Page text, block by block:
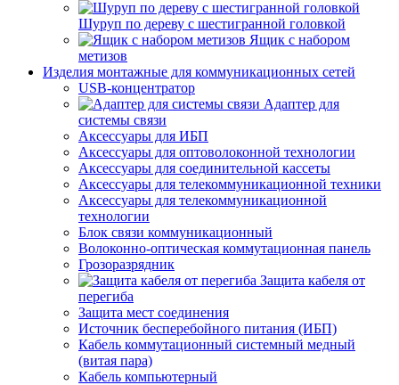
Шуруп по дереву с шестигранной головкой
Ящик с набором
метизов
Изделия монтажные для коммуникационных сетей
USB-концентратор
Адаптер для
системы связи
Аксессуары для ИБП
Аксессуары для оптоволоконной технологии
Аксессуары для соединительной кассеты
Аксессуары для телекоммуникационной техники
Аксессуары для телекоммуникационной
технологии
Блок связи коммуникационный
Волоконно-оптическая коммутационная панель
Грозоразрядник
Защита кабеля от
перегиба
Защита мест соединения
Источник бесперебойного питания (ИБП)
Кабель коммутационный системный медный
(витая пара)
Кабель компьютерный